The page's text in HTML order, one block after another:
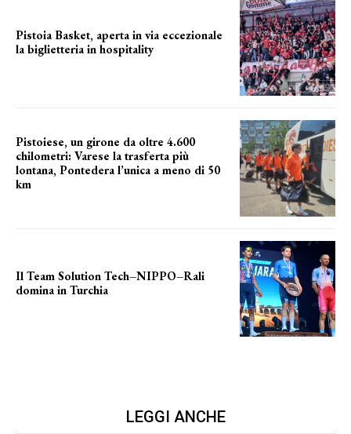
Pistoia Basket, aperta in via eccezionale
la biglietteria in hospitality
Pistoiese, un girone da oltre 4.600
chilometri: Varese la trasferta più
lontana, Pontedera l’unica a meno di 50
km
Il Team Solution Tech–NIPPO–Rali
domina in Turchia
LEGGI ANCHE